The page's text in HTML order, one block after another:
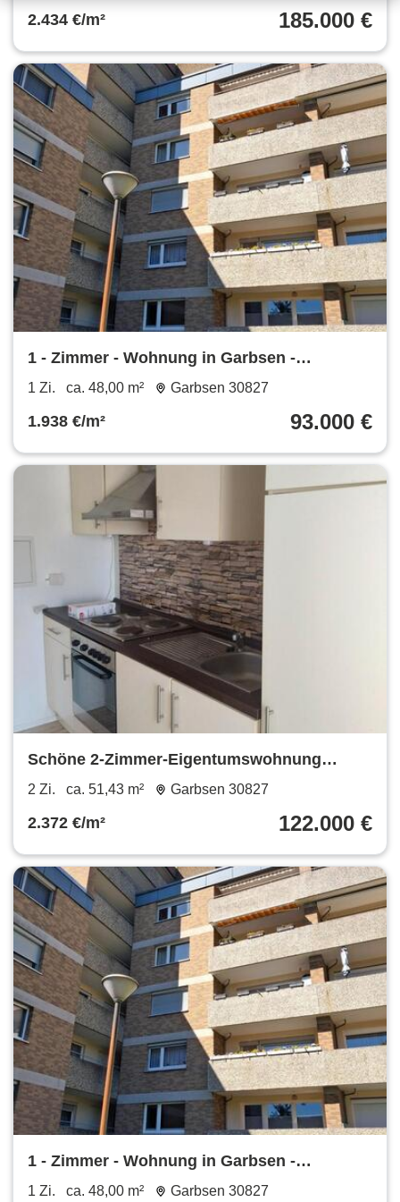
2.434 €/m² 185.000 €
1 - Zimmer - Wohnung in Garbsen -
Berenbostel 48qm + Kellerraum
1 Zi. ca. 48,00 m² Garbsen 30827
1.938 €/m² 93.000 €
Schöne 2-Zimmer-Eigentumswohnung
Garbsen Stelingen Provisionsfrei
2 Zi. ca. 51,43 m² Garbsen 30827
2.372 €/m² 122.000 €
1 - Zimmer - Wohnung in Garbsen -
Berenbostel 48qm + Kellerraum
1 Zi. ca. 48,00 m² Garbsen 30827